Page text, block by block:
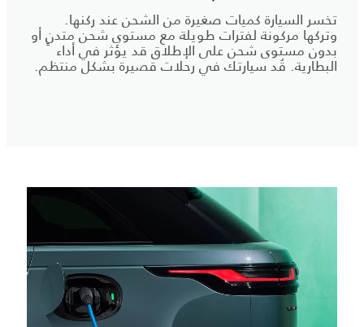
تخسر السيارة كميات صغيرة من الشحن عند ركنها.
وتركها مركونة لفترات طويلة مع مستوى شحن متدنٍ أو
بدون مستوى شحن على الإطلاق قد يؤثر في أداء
البطارية. قُد سيارتك في رحلات قصيرة بشكل منتظم.